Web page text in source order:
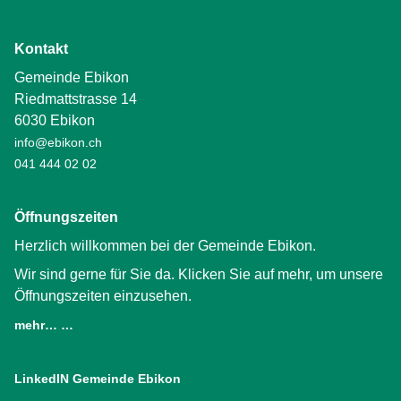
Kontakt
Gemeinde Ebikon
Riedmattstrasse 14
6030 Ebikon
info@ebikon.ch
041 444 02 02
Öffnungszeiten
Herzlich willkommen bei der Gemeinde Ebikon.
Wir sind gerne für Sie da. Klicken Sie auf mehr, um unsere
Öffnungszeiten einzusehen.
mehr… …
LinkedIN Gemeinde Ebikon